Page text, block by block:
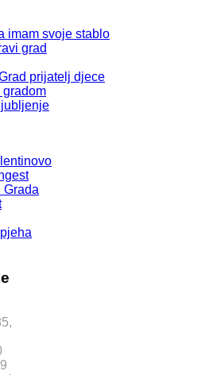
imam svoje stablo
grad
prijatelj djece
gradom
Grada